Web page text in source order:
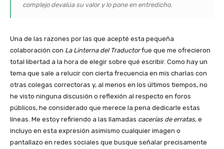
complejo devalúa su valor y lo pone en entredicho.
Una de las razones por las que acepté esta pequeña
colaboración con La Linterna del Traductorfue que me ofrecieron
total libertad a la hora de elegir sobre qué escribir. Como hay un
tema que sale a relucir con cierta frecuencia en mis charlas con
otras colegas correctoras y, al menos en los últimos tiempos, no
he visto ninguna discusión o reflexión al respecto en foros
públicos, he considerado que merece la pena dedicarle estas
líneas. Me estoy refiriendo a las llamadas cacerías de erratas, e
incluyo en esta expresión asimismo cualquier imagen o
pantallazo en redes sociales que busque señalar precisamente